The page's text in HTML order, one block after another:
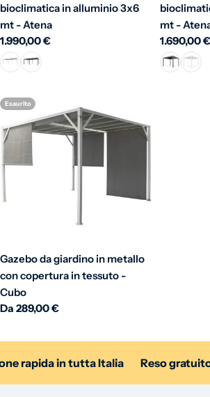
bioclimatica in alluminio 3x6
mt - Atena
Prezzo normale
1.990,00 €
mt -
Prezzo
1.690,00 €
Esaurito
Gazebo da giardino in metallo
con copertura in tessuto -
Cubo
Prezzo normale
Da 289,00 €
rapida in tutta Italia Reso gratuito